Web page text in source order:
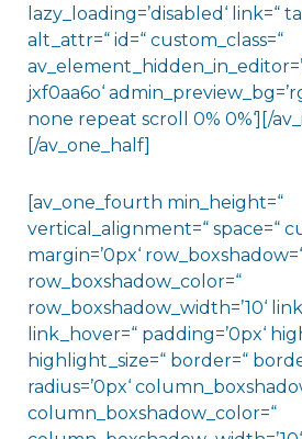
lazy_loading=’disabled‘ link=“
alt_attr=“ id=“ custom_class=“
jxf0aa6o‘
none repeat scroll 0% 0%‘][/
[/av_one_half]
[av_one_fourth min_height=“
vertical_alignment=“ space=“
margin=’0px‘
row_boxshadow_color=“
row_boxshadow_width=’10‘
link_hover=“ padding=’0px‘
highlight_size=“ border=“
radius=’0px‘
column_boxshadow_color=“